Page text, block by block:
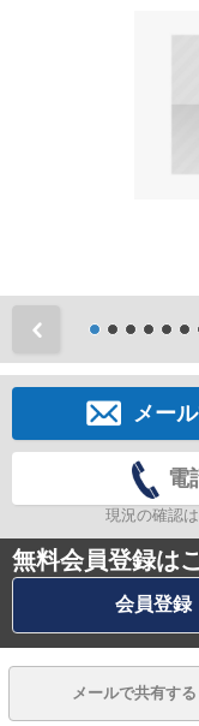
メー
電
現況の確認
無料会員登録は
会員登録
メールで共有する